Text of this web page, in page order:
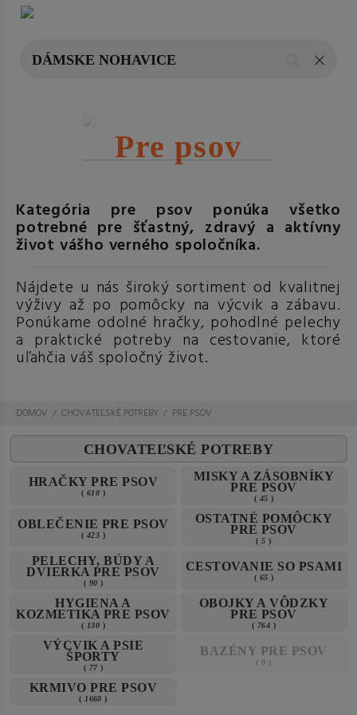
Pre psov
Kategória pre psov ponúka všetko
potrebné pre šťastný, zdravý a aktívny
život vášho verného spoločníka.
Nájdete u nás široký sortiment od kvalitnej
výživy až po pomôcky na výcvik a zábavu.
Ponúkame odolné hračky, pohodlné pelechy
a praktické potreby na cestovanie, ktoré
uľahčia váš spoločný život.
DOMOV CHOVATEĽSKÉ POTREBY PRE PSOV
CHOVATEĽSKÉ POTREBY
HRAČKY PRE PSOV
( 610 )
MISKY A ZÁSOBNÍKY
PRE PSOV
( 45 )
OBLEČENIE PRE PSOV
( 423 )
OSTATNÉ POMÔCKY
PRE PSOV
(5 )
PELECHY, BÚDY A
DVIERKA PRE PSOV
( 90 )
CESTOVANIE SO PSAMI
( 65 )
HYGIENA A
KOZMETIKA PRE PSOV
( 130 )
OBOJKY A VÔDZKY
PRE PSOV
( 764 )
VÝCVIK A PSIE
ŠPORTY
( 77 )
BAZÉNY PRE PSOV
(0 )
KRMIVO PRE PSOV
( 1660 )